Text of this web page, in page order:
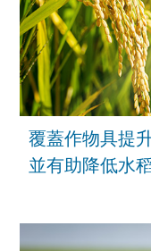
覆蓋作物具提
並有助降低水